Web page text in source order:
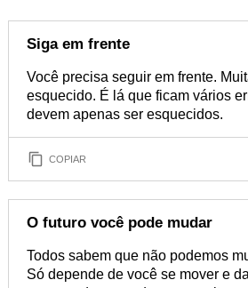
Siga em frente
Você precisa seguir em frente.
esquecido. É lá que ficam vários
devem apenas ser esquecidos.
COPIAR
O futuro você pode mudar
Todos sabem que não podemos
Só depende de você se mover e